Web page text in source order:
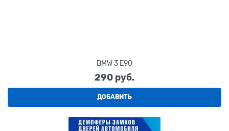
BMW 3 E90
290 руб.
ДОБАВИТЬ